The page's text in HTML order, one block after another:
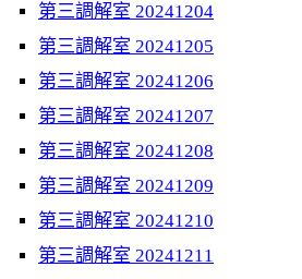
第三調解室 20241204
第三調解室 20241205
第三調解室 20241206
第三調解室 20241207
第三調解室 20241208
第三調解室 20241209
第三調解室 20241210
第三調解室 20241211